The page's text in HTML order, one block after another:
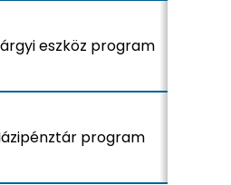
eszköz program
program